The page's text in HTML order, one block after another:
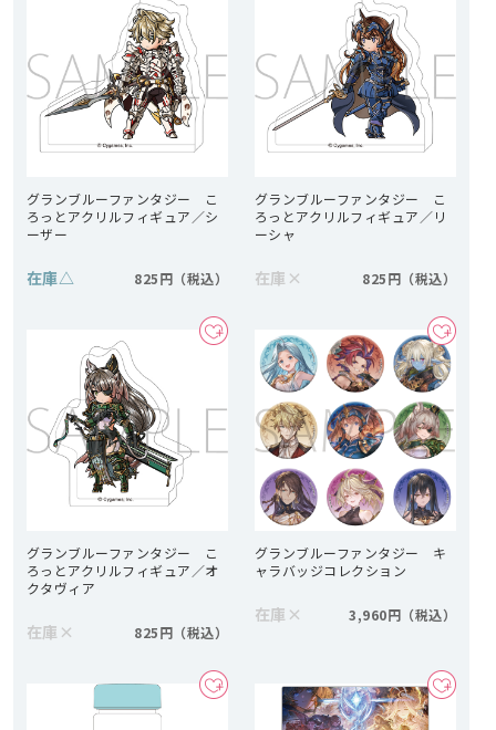
グランブルーファンタジー こ
ろっとアクリルフィギュア／シ
ーザー
在庫△ 825円
グランブルーファンタジー こ
ろっとアクリルフィギュア／リ
ーシャ
在庫 × 825円
グランブルーファンタジー こ
ろっとアクリルフィギュア／オ
クタヴィア
在庫 × 825円
グランブルーファンタジー キ
ャラバッジコレクション
在庫 × 3,960円